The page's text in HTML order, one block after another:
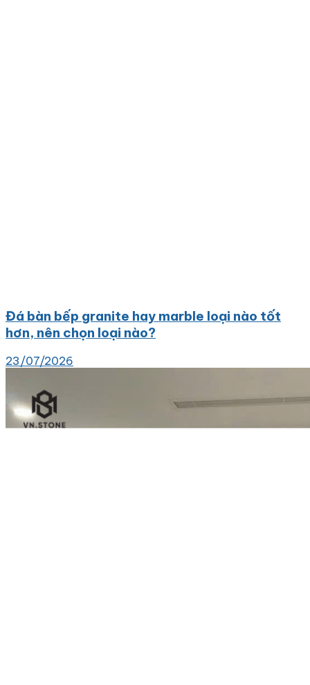
Đá bàn bếp granite hay marble loại nào tốt
hơn, nên chọn loại nào?
23/07/2026